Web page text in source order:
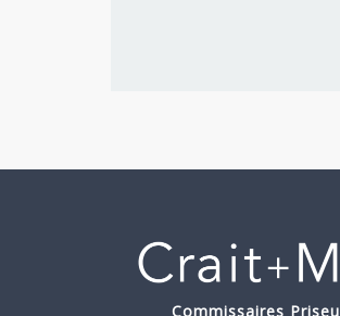
Commissaires